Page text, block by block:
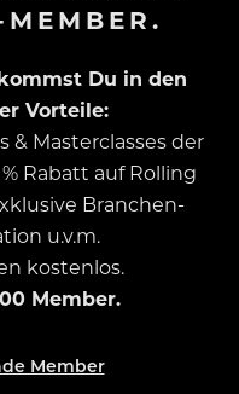
Du in den
Vorteile:
& Masterclasses der
Rabatt auf Rolling
Branchen-
u.v.m.
kostenlos.
Member.
Member